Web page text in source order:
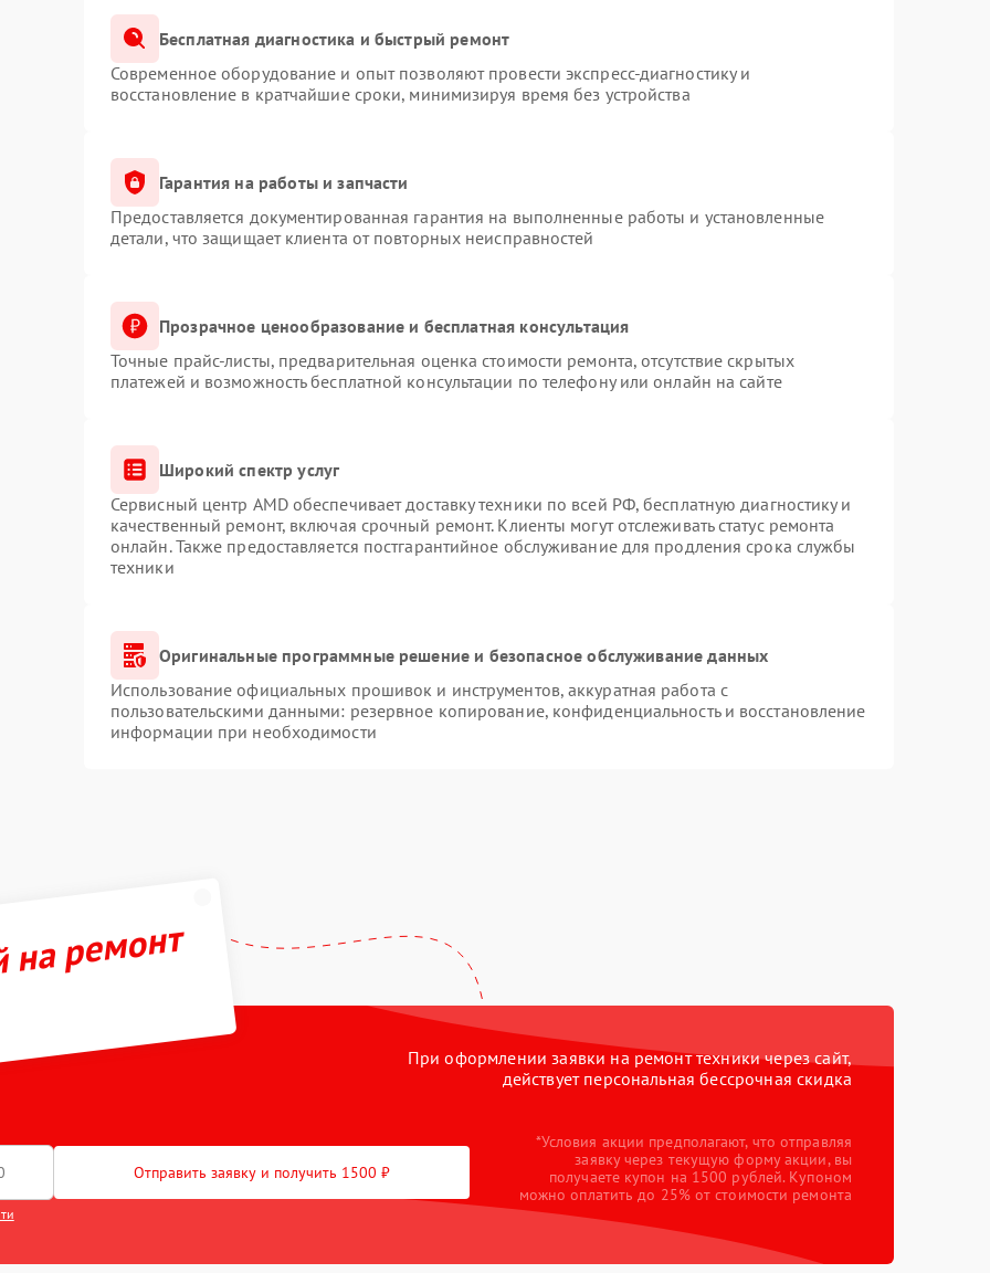
Бесплатная диагностика и быстрый ремонт
Современное оборудование и опыт позволяют провести экспресс-диагностику и
восстановление в кратчайшие сроки, минимизируя время без устройства
Гарантия на работы и запчасти
Предоставляется документированная гарантия на выполненные работы и установленные
детали, что защищает клиента от повторных неисправностей
Прозрачное ценообразование и бесплатная консультация
Точные прайс-листы, предварительная оценка стоимости ремонта, отсутствие скрытых
платежей и возможность бесплатной консультации по телефону или онлайн на сайте
Широкий спектр услуг
Сервисный центр AMD обеспечивает доставку техники по всей РФ, бесплатную диагностику и
качественный ремонт, включая срочный ремонт. Клиенты могут отслеживать статус ремонта
онлайн. Также предоставляется постгарантийное обслуживание для продления срока службы
техники
Оригинальные программные решение и безопасное обслуживание данных
Использование официальных прошивок и инструментов, аккуратная работа с
пользовательскими данными: резервное копирование, конфиденциальность и восстановление
информации при необходимости
ремонт
При оформлении заявки на ремонт техники через сайт,
действует персональная бессрочная скидка
Отправить заявку и получить 1500 ₽
*Условия акции предполагают, что отправляя
заявку через текущую форму акции, вы
получаете купон на 1500 рублей. Купоном
можно оплатить до 25% от стоимости ремонта